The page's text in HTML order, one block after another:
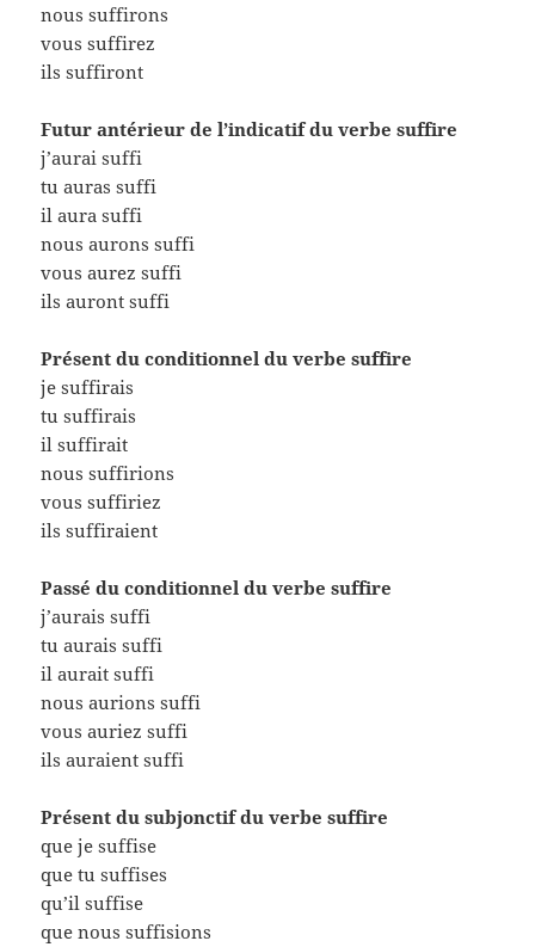
nous suffirons
vous suffirez
ils suffiront
Futur antérieur de l’indicatif du verbe suffire
j’aurai suffi
tu auras suffi
il aura suffi
nous aurons suffi
vous aurez suffi
ils auront suffi
Présent du conditionnel du verbe suffire
je suffirais
tu suffirais
il suffirait
nous suffirions
vous suffiriez
ils suffiraient
Passé du conditionnel du verbe suffire
j’aurais suffi
tu aurais suffi
il aurait suffi
nous aurions suffi
vous auriez suffi
ils auraient suffi
Présent du subjonctif du verbe suffire
que je suffise
que tu suffises
qu’il suffise
que nous suffisions